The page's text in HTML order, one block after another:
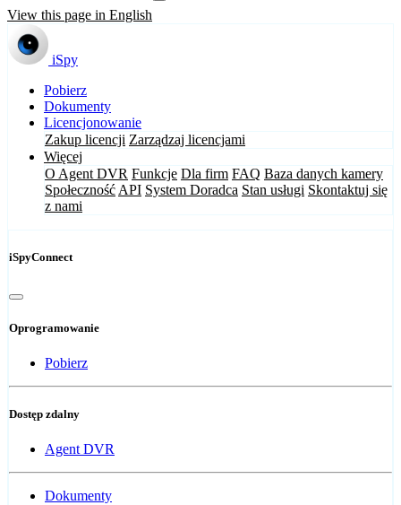
View this page in English
iSpy
Pobierz
Dokumenty
Licencjonowanie
Zakup licencji Zarządzaj licencjami
Więcej
O Agent DVR Funkcje Dla firm FAQ Baza danych kamery
Społeczność API System Doradca Stan usługi Skontaktuj się
z nami
iSpyConnect
Oprogramowanie
Pobierz
Dostęp zdalny
Agent DVR
Dokumenty